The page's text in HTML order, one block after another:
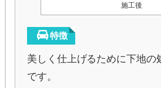
施工後
特徴
美しく仕上げるために下地の
です。